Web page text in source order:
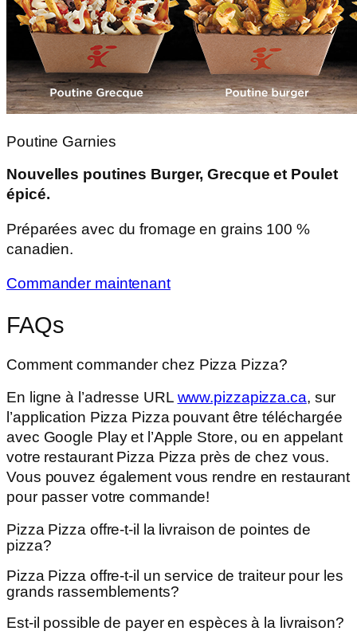
Poutine Garnies
Nouvelles poutines Burger, Grecque et Poulet
épicé.
Préparées avec du fromage en grains 100 %
canadien.
Commander maintenant
FAQs
Comment commander chez Pizza Pizza?
En ligne à l’adresse URL www.pizzapizza.ca, sur
l’application Pizza Pizza pouvant être téléchargée
avec Google Play et l’Apple Store, ou en appelant
votre restaurant Pizza Pizza près de chez vous.
Vous pouvez également vous rendre en restaurant
pour passer votre commande!
Pizza Pizza offre-t-il la livraison de pointes de
pizza?
Pizza Pizza offre-t-il un service de traiteur pour les
grands rassemblements?
Est-il possible de payer en espèces à la livraison?